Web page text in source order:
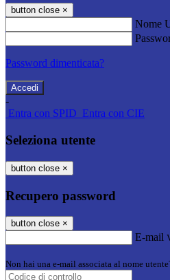
button close ×
Nome
Password dimenticata?
-
Entra con SPID Entra con CIE
Seleziona utente
button close ×
Recupero password
button close ×
E-mail
Non hai una e-mail associata al nome